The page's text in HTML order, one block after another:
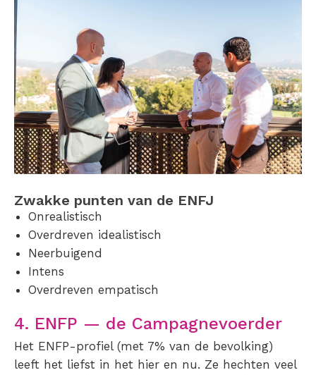
Zwakke punten van de ENFJ
Onrealistisch
Overdreven idealistisch
Neerbuigend
Intens
Overdreven empatisch
4. ENFP — de Campagnevoerder
Het ENFP-profiel (met 7% van de bevolking)
leeft het liefst in het hier en nu. Ze hechten veel